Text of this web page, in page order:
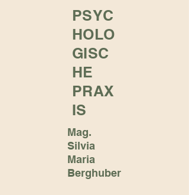
PSYC
HOLO
GISC
HE
PRAX
IS
Mag.
Silvia
Maria
Berghuber